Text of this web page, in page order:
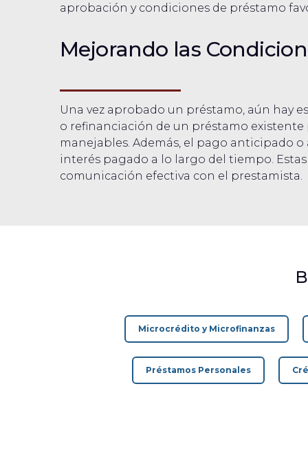
aprobación y condiciones de préstamo
Mejorando las
Una vez aprobado un préstamo, aún hay
o refinanciación de un préstamo
manejables. Además, el pago anticipado
interés pagado a lo largo del tiempo.
comunicación efectiva con el prestamista.
Microcrédito y Microfinanzas
Préstamos Personales